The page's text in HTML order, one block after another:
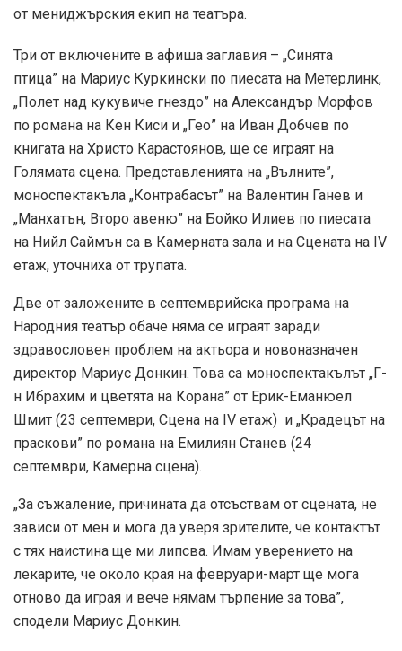
от мениджърския екип на театъра.
Три от включените в афиша заглавия – „Синята
птица” на Мариус Куркински по пиесата на Метерлинк,
„Полет над кукувиче гнездо” на Александър Морфов
по романа на Кен Киси и „Гео” на Иван Добчев по
книгата на Христо Карастоянов, ще се играят на
Голямата сцена. Представленията на „Вълните”,
моноспектакъла „Контрабасът” на Валентин Ганев и
„Манхатън, Второ авеню” на Бойко Илиев по пиесата
на Нийл Саймън са в Камерната зала и на Сцената на IV
етаж, уточниха от трупата.
Две от заложените в септемврийска програма на
Народния театър обаче няма се играят заради
здравословен проблем на актьора и новоназначен
директор Мариус Донкин. Това са моноспектакълът „Г-
н Ибрахим и цветята на Корана” от Ерик-Еманюел
Шмит (23 септември, Сцена на IV етаж) и „Крадецът на
праскови” по романа на Емилиян Станев (24
септември, Камерна сцена).
„За съжаление, причината да отсъствам от сцената, не
зависи от мен и мога да уверя зрителите, че контактът
с тях наистина ще ми липсва. Имам уверението на
лекарите, че около края на февруари-март ще мога
отново да играя и вече нямам търпение за това”,
сподели Мариус Донкин.